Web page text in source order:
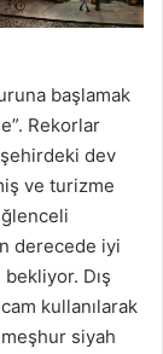
başlamak
Rekorlar
şehirdeki dev
ve turizme
derecede iyi
Dış
kullanılarak
siyah